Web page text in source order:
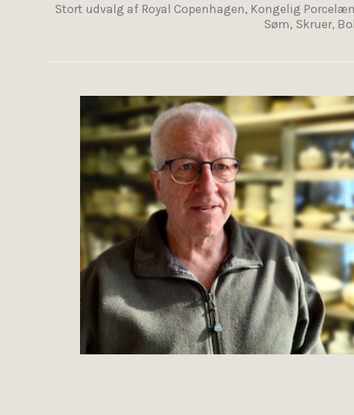
Stort udvalg af Royal Copenhagen, Kongelig
Søm, Skruer,